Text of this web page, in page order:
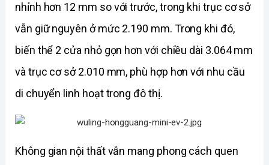
nhỉnh hơn 12 mm so với trước, trong khi trục cơ sở
vẫn giữ nguyên ở mức 2.190 mm. Trong khi đó,
biến thể 2 cửa nhỏ gọn hơn với chiều dài 3.064 mm
và trục cơ sở 2.010 mm, phù hợp hơn với nhu cầu
di chuyển linh hoạt trong đô thị.
Không gian nội thất vẫn mang phong cách quen